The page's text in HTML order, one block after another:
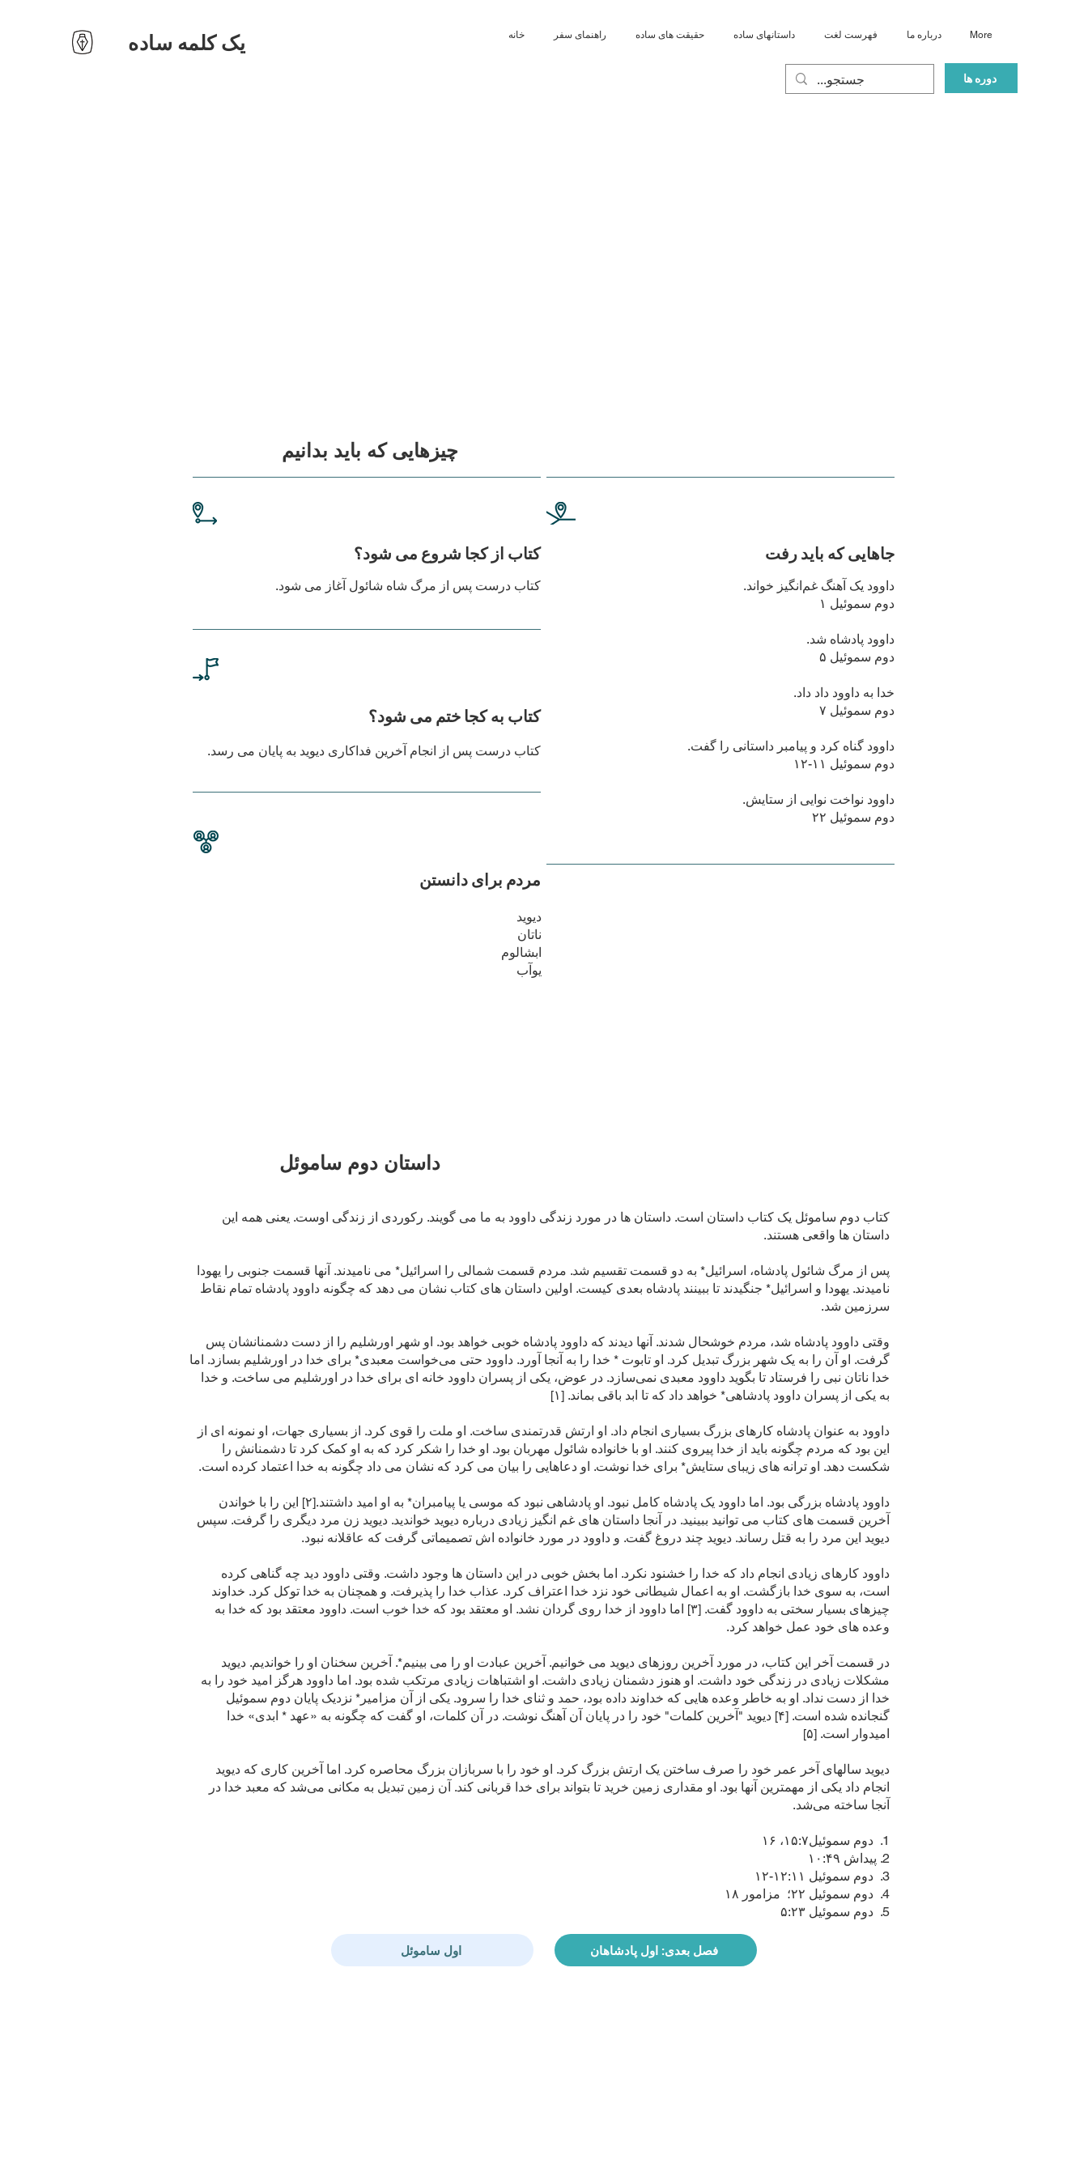
یک کلمه ساده خانه راهنمای سفر حقیقت های ساده داستانهای ساده فهرست لغت درباره ما More
دوره ها
چیزهایی که باید بدانیم
کتاب از کجا شروع می شود؟
کتاب درست پس از مرگ شاه شائول آغاز می شود.
جاهایی که باید رفت
داوود یک آهنگ غم‌انگیز خواند.
دوم سموئیل ۱
داوود پادشاه شد.
دوم سموئیل ۵
خدا به داوود داد داد.
دوم سموئیل ۷
داوود گناه کرد و پیامبر داستانی را گفت.
دوم سموئیل ۱۱-۱۲
داوود نواخت نوایی از ستایش.
دوم سموئیل ۲۲
کتاب به کجا ختم می شود؟
کتاب درست پس از انجام آخرین فداکاری دیوید به پایان می رسد.
مردم برای دانستن
دیوید
ناتان
ابشالوم
یوآب
داستان دوم ساموئل
کتاب دوم ساموئل یک کتاب داستان است. داستان ها در مورد زندگی داوود به ما می گویند. رکوردی از زندگی اوست. یعنی همه این
داستان ها واقعی هستند.
پس از مرگ شائول پادشاه، اسرائیل* به دو قسمت تقسیم شد. مردم قسمت شمالی را اسرائیل* می نامیدند. آنها قسمت جنوبی را یهودا
نامیدند. یهودا و اسرائیل* جنگیدند تا ببینند پادشاه بعدی کیست. اولین داستان های کتاب نشان می دهد که چگونه داوود پادشاه تمام نقاط
سرزمین شد.
وقتی داوود پادشاه شد، مردم خوشحال شدند. آنها دیدند که داوود پادشاه خوبی خواهد بود. او شهر اورشلیم را از دست دشمنانشان پس
گرفت. او آن را به یک شهر بزرگ تبدیل کرد. او تابوت * خدا را به آنجا آورد. داوود حتی می‌خواست معبدی* برای خدا در اورشلیم بسازد. اما
خدا ناتان نبی را فرستاد تا بگوید داوود معبدی نمی‌سازد. در عوض، یکی از پسران داوود خانه ای برای خدا در اورشلیم می ساخت. و خدا
به یکی از پسران داوود پادشاهی* خواهد داد که تا ابد باقی بماند. [۱]
داوود به عنوان پادشاه کارهای بزرگ بسیاری انجام داد. او ارتش قدرتمندی ساخت. او ملت را قوی کرد. از بسیاری جهات، او نمونه ای از
این بود که مردم چگونه باید از خدا پیروی کنند. او با خانواده شائول مهربان بود. او خدا را شکر کرد که به او کمک کرد تا دشمنانش را
شکست دهد. او ترانه های زیبای ستایش* برای خدا نوشت. او دعاهایی را بیان می کرد که نشان می داد چگونه به خدا اعتماد کرده است.
داوود پادشاه بزرگی بود. اما داوود یک پادشاه کامل نبود. او پادشاهی نبود که موسی یا پیامبران* به او امید داشتند.[۲] این را با خواندن
آخرین قسمت های کتاب می توانید ببینید. در آنجا داستان های غم انگیز زیادی درباره دیوید خواندید. دیوید زن مرد دیگری را گرفت. سپس
دیوید این مرد را به قتل رساند. دیوید چند دروغ گفت. و داوود در مورد خانواده اش تصمیماتی گرفت که عاقلانه نبود.
داوود کارهای زیادی انجام داد که خدا را خشنود نکرد. اما بخش خوبی در این داستان ها وجود داشت. وقتی داوود دید چه گناهی کرده
است، به سوی خدا بازگشت. او به اعمال شیطانی خود نزد خدا اعتراف کرد. عذاب خدا را پذیرفت. و همچنان به خدا توکل کرد. خداوند
چیزهای بسیار سختی به داوود گفت. [۳] اما داوود از خدا روی گردان نشد. او معتقد بود که خدا خوب است. داوود معتقد بود که خدا به
وعده های خود عمل خواهد کرد.
در قسمت آخر این کتاب، در مورد آخرین روزهای دیوید می خوانیم. آخرین عبادت او را می بینیم*. آخرین سخنان او را خواندیم. دیوید
مشکلات زیادی در زندگی خود داشت. او هنوز دشمنان زیادی داشت. او اشتباهات زیادی مرتکب شده بود. اما داوود هرگز امید خود را به
خدا از دست نداد. او به خاطر وعده هایی که خداوند داده بود، حمد و ثنای خدا را سرود. یکی از آن مزامیر* نزدیک پایان دوم سموئیل
گنجانده شده است. [۴] دیوید "آخرین کلمات" خود را در پایان آن آهنگ نوشت. در آن کلمات، او گفت که چگونه به «عهد * ابدی» خدا
امیدوار است. [۵]
دیوید سالهای آخر عمر خود را صرف ساختن یک ارتش بزرگ کرد. او خود را با سربازان بزرگ محاصره کرد. اما آخرین کاری که دیوید
انجام داد یکی از مهمترین آنها بود. او مقداری زمین خرید تا بتواند برای خدا قربانی کند. آن زمین تبدیل به مکانی می‌شد که معبد خدا در
آنجا ساخته می‌شد.
1. دوم سموئیل۱۵:۷، ۱۶
2. پیداش ۱۰:۴۹
3. دوم سموئیل ۱۲:۱۱-۱۲
4. دوم سموئیل ۲۲؛ مزامور ۱۸
5. دوم سموئیل ۵:۲۳
اول ساموئل فصل بعدی: اول پادشاهان